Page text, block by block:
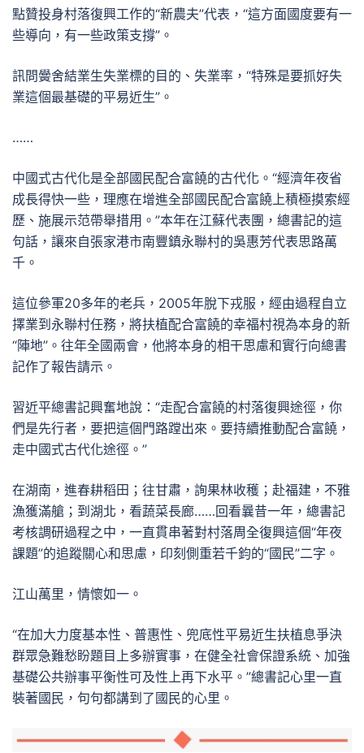
點贊投身村落復興工作的“新農夫”代表，“這方面國度要有一
些導向，有一些政策支撐”。
訊問黌舍結業生失業標的目的、失業率，“特殊是要抓好失
業這個最基礎的平易近生”。
……
中國式古代化是全部國民配合富饒的古代化。“經濟年夜省
成長得快一些，理應在增進全部國民配合富饒上積極摸索經
歷、施展示范帶舉措用。”本年在江蘇代表團，總書記的這
句話，讓來自張家港市南豐鎮永聯村的吳惠芳代表思路萬
千。
這位參軍20多年的老兵，2005年脫下戎服，經由過程自立
擇業到永聯村任務，將扶植配合富饒的幸福村視為本身的新
“陣地”。往年全國兩會，他將本身的相干思慮和實行向總書
記作了報告請示。
習近平總書記興奮地說：“走配合富饒的村落復興途徑，你
們是先行者，要把這個門路蹚出來。要持續推動配合富饒，
走中國式古代化途徑。”
在湖南，進春耕稻田；往甘肅，詢果林收穫；赴福建，不雅
漁獲滿艙；到湖北，看蔬菜長廊……回看曩昔一年，總書記
考核調研過程之中，一直貫串著對村落周全復興這個“年夜
課題”的追蹤關心和思慮，印刻側重若千鈞的“國民”二字。
江山萬里，情懷如一。
“在加大力度基本性、普惠性、兜底性平易近生扶植息爭決
群眾急難愁盼題目上多辦實事，在健全社會保證系統、加強
基礎公共辦事平衡性可及性上再下水平。”總書記心里一直
裝著國民，句句都講到了國民的心里。